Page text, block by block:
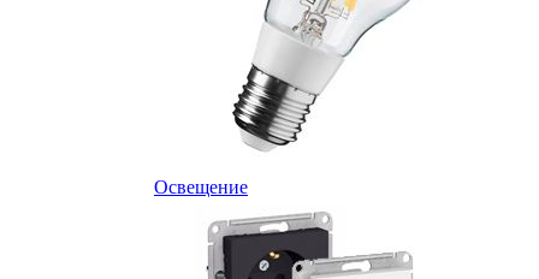
Освещение